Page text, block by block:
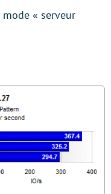
« serveur